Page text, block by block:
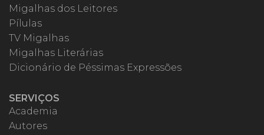
Migalhas dos Leitores
Pílulas
TV Migalhas
Migalhas Literárias
Dicionário de Péssimas Expressões
SERVIÇOS
Academia
Autores